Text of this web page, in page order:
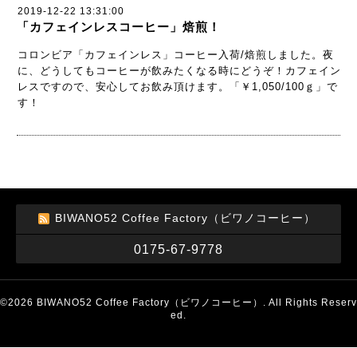
2019-12-22 13:31:00
「カフェインレスコーヒー」焙煎！
コロンビア「カフェインレス」コーヒー入荷/焙煎しました。夜
に、どうしてもコーヒーが飲みたくなる時にどうぞ！カフェイン
レスですので、安心してお飲み頂けます。「￥1,050/100ｇ」で
す！
BIWANO52 Coffee Factory（ビワノコーヒー）
0175-67-9778
©2026 BIWANO52 Coffee Factory（ビワノコーヒー） . All Rights Reserv
ed.